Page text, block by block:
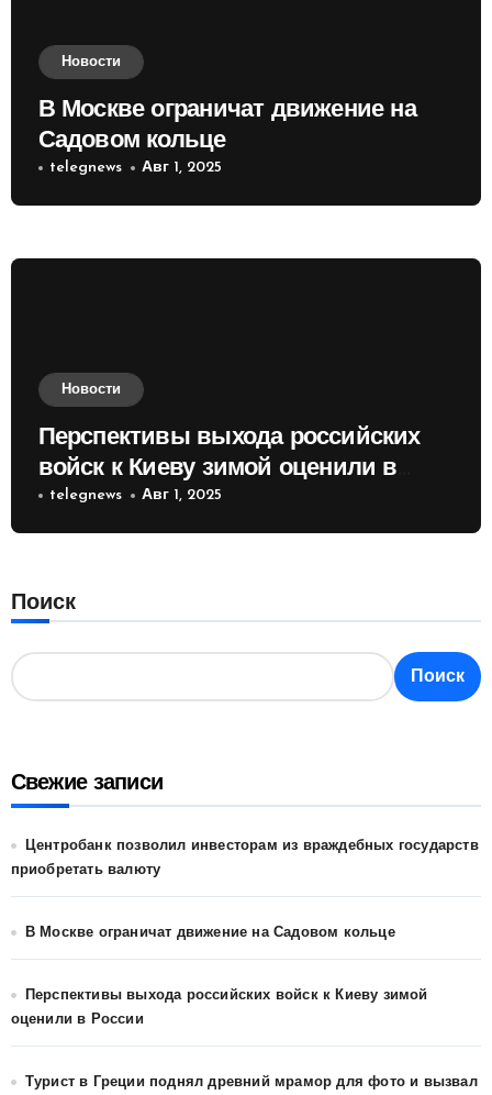
Новости
В Москве ограничат движение на
Садовом кольце
telegnews Авг 1, 2025
Новости
Перспективы выхода российских
войск к Киеву зимой оценили в
России
telegnews Авг 1, 2025
Поиск
Поиск
Свежие записи
Центробанк позволил инвесторам из враждебных государств
приобретать валюту
В Москве ограничат движение на Садовом кольце
Перспективы выхода российских войск к Киеву зимой
оценили в России
Турист в Греции поднял древний мрамор для фото и вызвал